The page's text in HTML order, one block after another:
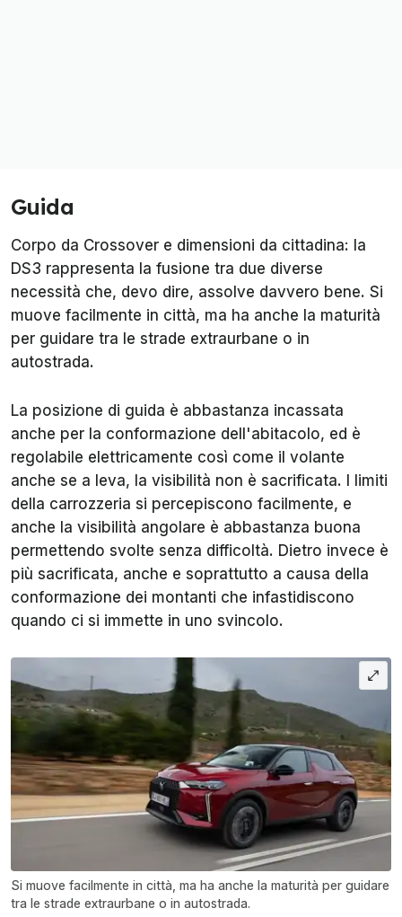
Guida
Corpo da Crossover e dimensioni da cittadina: la
DS3 rappresenta la fusione tra due diverse
necessità che, devo dire, assolve davvero bene. Si
muove facilmente in città, ma ha anche la maturità
per guidare tra le strade extraurbane o in
autostrada.
La posizione di guida è abbastanza incassata
anche per la conformazione dell'abitacolo, ed è
regolabile elettricamente così come il volante
anche se a leva, la visibilità non è sacrificata. I limiti
della carrozzeria si percepiscono facilmente, e
anche la visibilità angolare è abbastanza buona
permettendo svolte senza difficoltà. Dietro invece è
più sacrificata, anche e soprattutto a causa della
conformazione dei montanti che infastidiscono
quando ci si immette in uno svincolo.
Si muove facilmente in città, ma ha anche la maturità per guidare
tra le strade extraurbane o in autostrada.